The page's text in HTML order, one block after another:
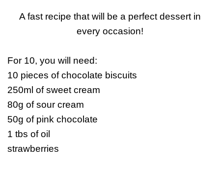
A fast recipe that will be a perfect dessert in
every occasion!
For 10, you will need:
10 pieces of chocolate biscuits
250ml of sweet cream
80g of sour cream
50g of pink chocolate
1 tbs of oil
strawberries